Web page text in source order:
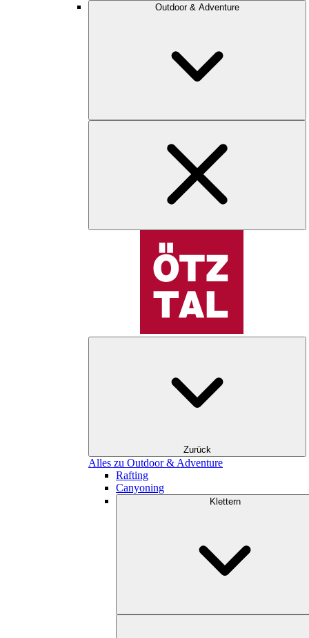
Outdoor & Adventure
Zurück
Alles zu Outdoor & Adventure
Rafting
Canyoning
Klettern